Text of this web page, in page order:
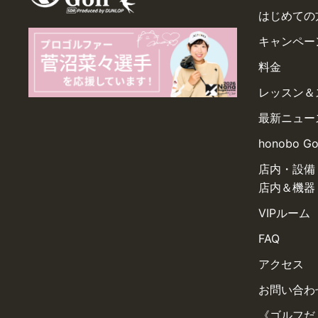
はじめての
キャンペー
料金
レッスン
最新ニュー
honobo
店内・設備
店内＆機器
VIPルーム
FAQ
アクセス
お問い合
《ゴルフ